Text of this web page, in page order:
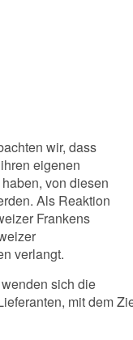
wir, dass
eigenen
von diesen
Als Reaktion
Frankens
verlangt.
sich die
mit dem